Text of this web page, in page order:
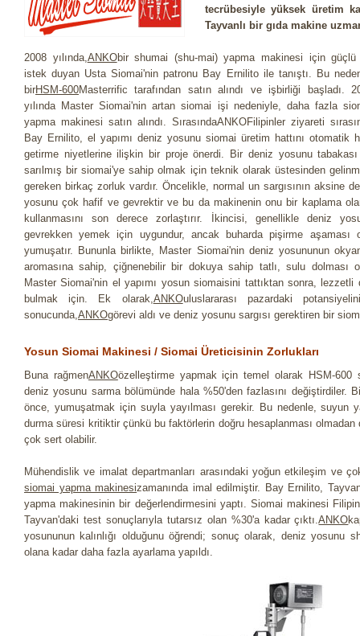
tecrübesiyle yüksek üretim
Tayvanlı bir gıda makine
2008 yılında,ANKObir shumai (shu-mai) yapma makinesi için güçlü
istek duyan Usta Siomai'nin patronu Bay Ernilito ile tanıştı. Bu
birHSM-600Masterrific tarafından satın alındı ​​ve işbirliği başladı.
yılında Master Siomai'nin artan siomai işi nedeniyle, daha fazla
yapma makinesi satın alındı. SırasındaANKOFilipinler ziyareti
Bay Ernilito, el yapımı deniz yosunu siomai üretim hattını otomatik
getirme niyetlerine ilişkin bir proje önerdi. Bir deniz yosunu
sarılmış bir siomai'ye sahip olmak için teknik olarak üstesinden
gereken birkaç zorluk vardır. Öncelikle, normal un sargısının aksine
yosunu çok hafif ve gevrektir ve bu da makinenin onu bir kaplama
kullanmasını son derece zorlaştırır. İkincisi, genellikle deniz
gevrekken yemek için uygundur, ancak buharda pişirme aşaması
yumuşatır. Bununla birlikte, Master Siomai'nin deniz yosununun
aromasına sahip, çiğnenebilir bir dokuya sahip tatlı, sulu dolması
Master Siomai'nin el yapımı yosun siomaisini tattıktan sonra,
bulmak için. Ek olarak,ANKOuluslararası pazardaki
sonucunda,ANKOgörevi aldı ve deniz yosunu sargısı gerektiren bir
Yosun Siomai Makinesi / Siomai Üreticisinin Zorlukları
Buna rağmenANKOözelleştirme yapmak için temel olarak HSM-600
deniz yosunu sarma bölümünde hala %50'den fazlasını değiştirdiler.
önce, yumuşatmak için suyla yayılması gerekir. Bu nedenle, suyun
durma süresi kritiktir çünkü bu faktörlerin doğru hesaplanması
çok sert olabilir.
Mühendislik ve imalat departmanları arasındaki yoğun etkileşim ve
siomai yapma makinesizamanında imal edilmiştir. Bay Ernilito,
yapma makinesinin bir değerlendirmesini yaptı. Siomai makinesi
Tayvan'daki test sonuçlarıyla tutarsız olan %30'a kadar çıktı.ANKO
yosununun kalınlığı olduğunu öğrendi; sonuç olarak, deniz yosunu
olana kadar daha fazla ayarlama yapıldı.